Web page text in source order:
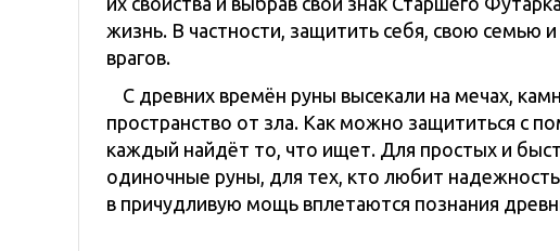
жизнь. В частности, защитить себя, свою семью
врагов.
С древних времён руны высекали на мечах,
пространство от зла. Как можно защититься с
каждый найдёт то, что ищет. Для простых и
одиночные руны, для тех, кто любит
в причудливую мощь вплетаются познания